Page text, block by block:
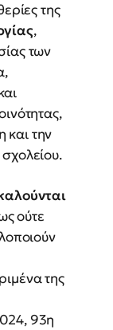
της
,
των
και την
ούτε
της
93η